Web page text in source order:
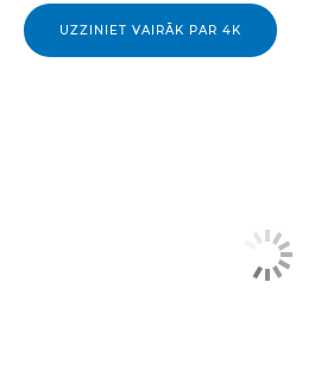
UZZINIET VAIRĀK PAR 4K